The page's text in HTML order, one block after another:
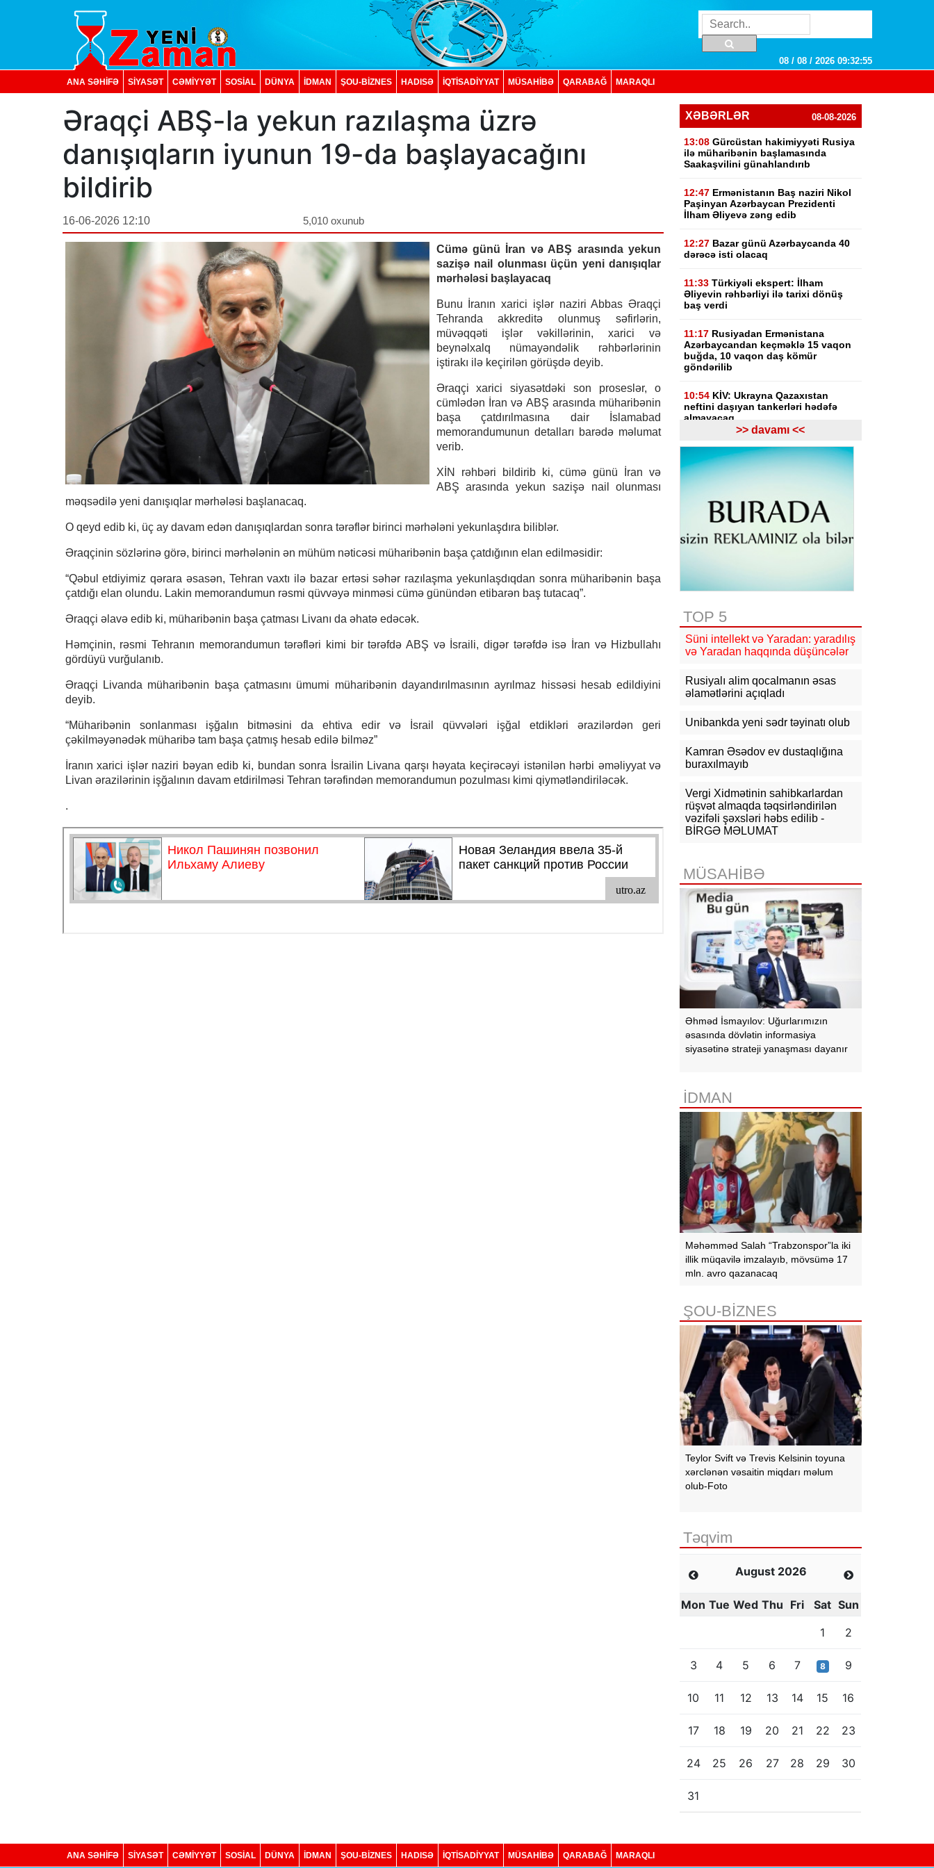
08 / 08 / 2026 09:32:56
ANA SƏHİFƏ SİYASƏT CƏMİYYƏT SOSIAL DÜNYA İDMAN ŞOU-BİZNES HADISƏ İQTISADIYYAT MÜSAHİBƏ QARABAĞ MARAQLI
Əraqçi ABŞ-la yekun razılaşma üzrə
danışıqların iyunun 19-da başlayacağını
bildirib
16-06-2026 12:10 5,010 oxunub
Cümə günü İran və ABŞ arasında yekun
sazişə nail olunması üçün yeni danışıqlar
mərhələsi başlayacaq
Bunu İranın xarici işlər naziri Abbas Əraqçi
Tehranda akkreditə olunmuş səfirlərin,
müvəqqəti işlər vəkillərinin, xarici və
beynəlxalq nümayəndəlik rəhbərlərinin
iştirakı ilə keçirilən görüşdə deyib.
Əraqçi xarici siyasətdəki son proseslər, o
cümlədən İran və ABŞ arasında müharibənin
başa çatdırılmasına dair İslamabad
memorandumunun detalları barədə məlumat
verib.
XİN rəhbəri bildirib ki, cümə günü İran və
ABŞ arasında yekun sazişə nail olunması
məqsədilə yeni danışıqlar mərhələsi başlanacaq.
O qeyd edib ki, üç ay davam edən danışıqlardan sonra tərəflər birinci mərhələni yekunlaşdıra biliblər.
Əraqçinin sözlərinə görə, birinci mərhələnin ən mühüm nəticəsi müharibənin başa çatdığının elan edilməsidir:
“Qəbul etdiyimiz qərara əsasən, Tehran vaxtı ilə bazar ertəsi səhər razılaşma yekunlaşdıqdan sonra müharibənin başa
çatdığı elan olundu. Lakin memorandumun rəsmi qüvvəyə minməsi cümə günündən etibarən baş tutacaq”.
Əraqçi əlavə edib ki, müharibənin başa çatması Livanı da əhatə edəcək.
Həmçinin, rəsmi Tehranın memorandumun tərəfləri kimi bir tərəfdə ABŞ və İsraili, digər tərəfdə isə İran və Hizbullahı
gördüyü vurğulanıb.
Əraqçi Livanda müharibənin başa çatmasını ümumi müharibənin dayandırılmasının ayrılmaz hissəsi hesab edildiyini
deyib.
“Müharibənin sonlanması işğalın bitməsini da ehtiva edir və İsrail qüvvələri işğal etdikləri ərazilərdən geri
çəkilməyənədək müharibə tam başa çatmış hesab edilə bilməz”
İranın xarici işlər naziri bəyan edib ki, bundan sonra İsrailin Livana qarşı həyata keçirəcəyi istənilən hərbi əməliyyat və
Livan ərazilərinin işğalının davam etdirilməsi Tehran tərəfindən memorandumun pozulması kimi qiymətləndiriləcək.
.
XƏBƏRLƏR 08-08-2026
13:08 Gürcüstan hakimiyyəti Rusiya
ilə müharibənin başlamasında
Saakaşvilini günahlandırıb
12:47 Ermənistanın Baş naziri Nikol
Paşinyan Azərbaycan Prezidenti
İlham Əliyevə zəng edib
12:27 Bazar günü Azərbaycanda 40
dərəcə isti olacaq
11:33 Türkiyəli ekspert: İlham
Əliyevin rəhbərliyi ilə tarixi dönüş
baş verdi
11:17 Rusiyadan Ermənistana
Azərbaycandan keçməklə 15 vaqon
buğda, 10 vaqon daş kömür
göndərilib
10:54 KİV: Ukrayna Qazaxıstan
neftini daşıyan tankerləri hədəfə
almayacaq
10:44 CNN: ABŞ Baş Qərargah rəisi
İranla müharibədən çıxış yolu axtarır
10:26
icrasına başlayacağıq
10:15 Paşinyan: Ermənistanla
Azərbaycan arasında münaqişə
avqustun 8-nə qədər dalanda idi
09:34 ABŞ-da faydalı qazıntıların
hasilatına 3 milyard dollar
investisiya qoyulacaq
09:14 NYT: ABŞ Kubanın rəhbəri
vəzifəsinə namizəd axtarır
09:04Azərbaycan XİN
yolu ilə həllinə dəstəyini təsdiqləyib
tərəfdaşlığının əsasını qoyan
memorandumun imzalanmasının bir
ili tamam olur
19:03 Bəzi yerlərə yağış yağacaq,
dolu düşəcək - XƏBƏRDARLIQ
>> davamı <<
TOP 5
Süni intellekt və Yaradan: yaradılış
və Yaradan haqqında düşüncələr
Rusiyalı alim qocalmanın əsas
əlamətlərini açıqladı
Unibankda yeni sədr təyinatı olub
Kamran Əsədov ev dustaqlığına
buraxılmayıb
Vergi Xidmətinin sahibkarlardan
rüşvət almaqda təqsirləndirilən
vəzifəli şəxsləri həbs edilib -
BİRGƏ MƏLUMAT
MÜSAHİBƏ
Əhməd İsmayılov: Uğurlarımızın
əsasında dövlətin informasiya
siyasətinə strateji yanaşması dayanır
İDMAN
Məhəmməd Salah “Trabzonspor”la iki
illik müqavilə imzalayıb, mövsümə 17
mln. avro qazanacaq
ŞOU-BİZNES
Teylor Svift və Trevis Kelsinin toyuna
xərclənən vəsaitin miqdarı məlum
olub-Foto
Təqvim
August 2026
Mon Tue Wed Thu Fri Sat Sun
1
2
3 4 5 6 7 8 9
10 11 12 13 14 15 16
17 18 19 20 21 22 23
24 25 26 27 28 29 30
31
ANA SƏHİFƏ SİYASƏT CƏMİYYƏT SOSIAL DÜNYA İDMAN ŞOU-BİZNES HADISƏ İQTISADIYYAT MÜSAHİBƏ QARABAĞ MARAQLI